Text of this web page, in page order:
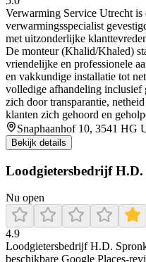
Verwarming Service Utrecht is
verwarmingsspecialist
met uitzonderlijke
De monteur (Khalid/Khaled)
vriendelijke en professionele
en vakkundige installatie tot
volledige afhandeling inclusief
zich door transparantie,
klanten zich gehoord en
Snaphaanhof 10, 3541 HG
Bekijk details
Loodgietersbedrijf
Nu open
4.9
Loodgietersbedrijf H.D.
beschikbare Google Places-